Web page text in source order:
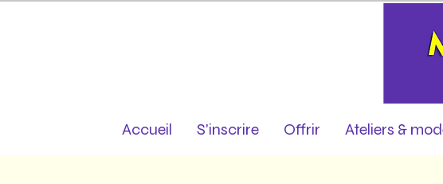
Accueil S'inscrire Offrir Ateliers &